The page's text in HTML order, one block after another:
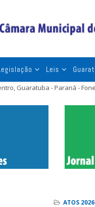
Leis
Guaratuba - Paraná -
ATOS 2026